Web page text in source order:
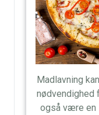
Madlavning
nødvendighed
også være en